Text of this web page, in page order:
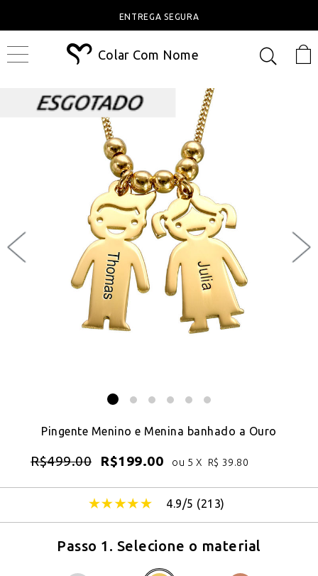
ENTREGA SEGURA
Colar Com Nome
Pingente Menino e Menina banhado a Ouro
R$499.00 R$199.00 ou 5 X R$ 39.80
4.9/5 (213)
Passo 1. Selecione o material